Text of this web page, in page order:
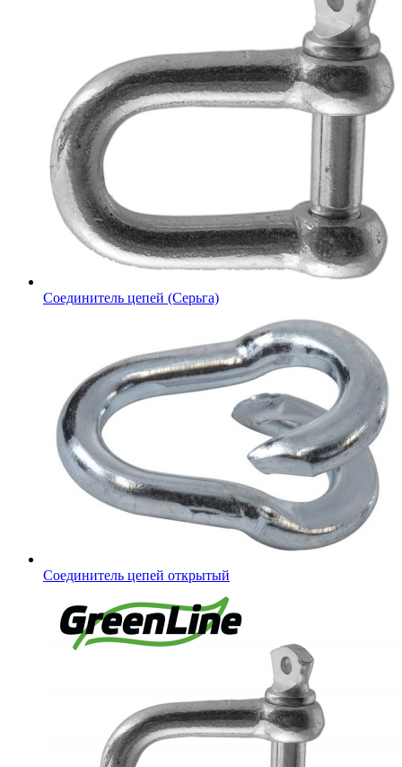
Соединитель цепей (Серьга)
Соединитель цепей открытый